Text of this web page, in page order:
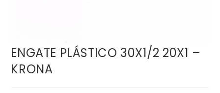
ENGATE PLÁSTICO 30X1/2 20X1 –
KRONA